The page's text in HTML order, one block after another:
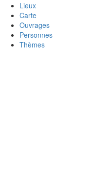
Lieux
Carte
Ouvrages
Personnes
Thèmes